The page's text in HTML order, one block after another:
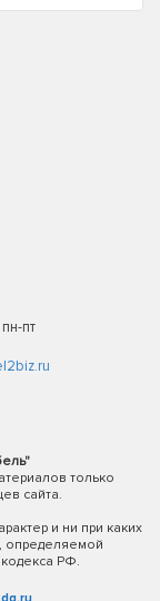
пт
только
сайта.
и ни при каких
определяемой
РФ.